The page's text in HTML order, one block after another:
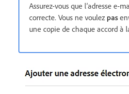
Assurez-vous que l’adresse e-
correcte. Vous ne voulez pas
une copie de chaque accord à